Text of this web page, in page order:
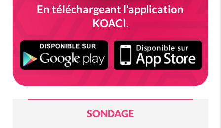
En téléchargeant l'application
KOACI.
SONDAGE